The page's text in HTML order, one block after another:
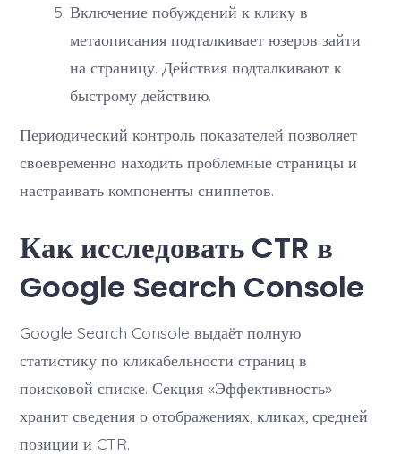
Включение побуждений к клику в
метаописания подталкивает юзеров зайти
на страницу. Действия подталкивают к
быстрому действию.
Периодический контроль показателей позволяет
своевременно находить проблемные страницы и
настраивать компоненты сниппетов.
Как исследовать CTR в
Google Search Console
Google Search Console выдаёт полную
статистику по кликабельности страниц в
поисковой списке. Секция «Эффективность»
хранит сведения о отображениях, кликах, средней
позиции и CTR.